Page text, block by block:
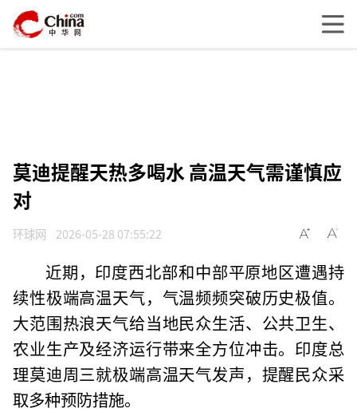
莫迪提醒天热多喝水 高温天气需谨慎应
对
环球网 2026-05-28 07:55:22
近期，印度西北部和中部平原地区遭遇持
续性极端高温天气，气温频频突破历史极值。
大范围热浪天气给当地民众生活、公共卫生、
农业生产及经济运行带来全方位冲击。印度总
理莫迪周三就极端高温天气发声，提醒民众采
取多种预防措施。